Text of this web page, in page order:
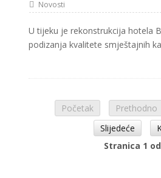
Novosti
U tijeku je rekonstrukcija hotela
podizanja kvalitete smještajnih
Početak Prethodno
Slijedeće
Stranica 1